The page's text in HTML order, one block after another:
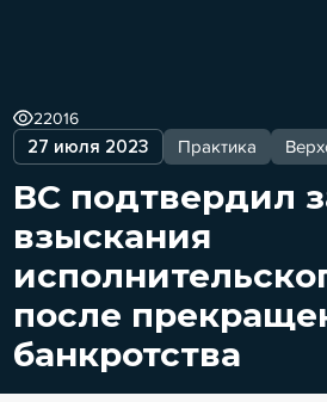
27 июля 2023 Практика
22016
ВС подтвердил
взыскания
после
банкротства